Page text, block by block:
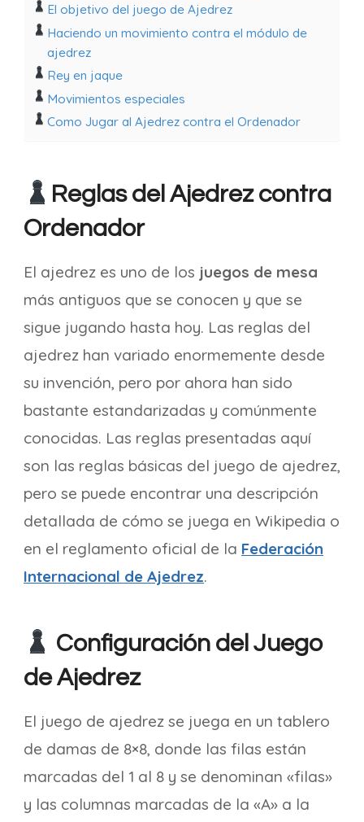
El objetivo del juego de Ajedrez
Haciendo un movimiento contra el módulo de
ajedrez
Rey en jaque
Movimientos especiales
Como Jugar al Ajedrez contra el Ordenador
Reglas del Ajedrez contra
Ordenador
El ajedrez es uno de los juegos de mesa
más antiguos que se conocen y que se
sigue jugando hasta hoy. Las reglas del
ajedrez han variado enormemente desde
su invención, pero por ahora han sido
bastante estandarizadas y comúnmente
conocidas. Las reglas presentadas aquí
son las reglas básicas del juego de ajedrez,
pero se puede encontrar una descripción
detallada de cómo se juega en Wikipedia o
en el reglamento oficial de la Federación
Internacional de Ajedrez.
Configuración del Juego
de Ajedrez
El juego de ajedrez se juega en un tablero
de damas de 8×8, donde las filas están
marcadas del 1 al 8 y se denominan «filas»
y las columnas marcadas de la «A» a la